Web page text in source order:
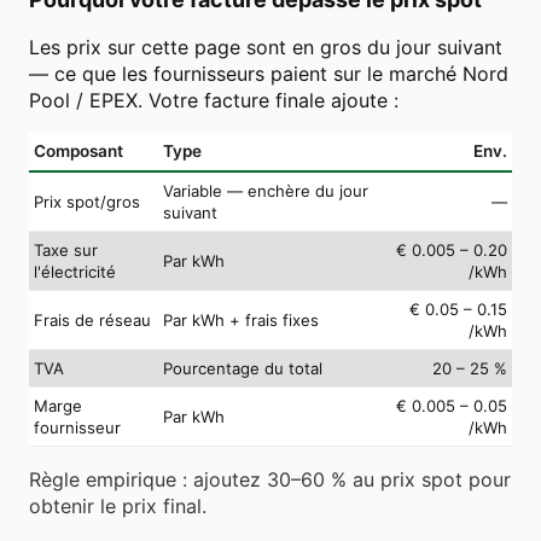
Les prix sur cette page sont en gros du jour suivant
— ce que les fournisseurs paient sur le marché Nord
Pool / EPEX. Votre facture finale ajoute :
Composant Type Env.
Prix spot/gros
Variable — enchère du jour
suivant
—
Taxe sur
l'électricité
Par kWh
€ 0.005 – 0.20
/kWh
Frais de réseau Par kWh + frais fixes
€ 0.05 – 0.15
/kWh
TVA
Pourcentage du total
20 – 25 %
Marge
fournisseur
Par kWh
€ 0.005 – 0.05
/kWh
Règle empirique : ajoutez 30–60 % au prix spot pour
obtenir le prix final.